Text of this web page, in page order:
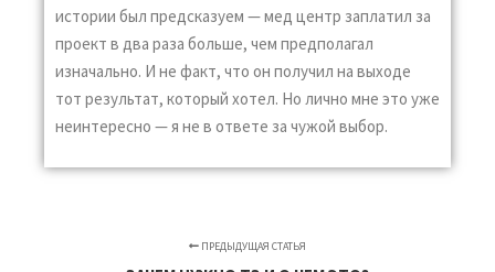
истории был предсказуем — мед центр заплатил за
проект в два раза больше, чем предполагал
изначально. И не факт, что он получил на выходе
тот результат, который хотел. Но лично мне это уже
неинтересно — я не в ответе за чужой выбор.
ПРЕДЫДУЩАЯ СТАТЬЯ